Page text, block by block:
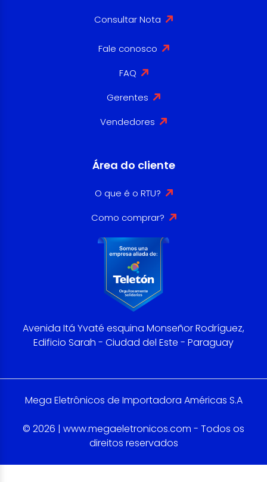
Consultar Nota
Fale conosco
FAQ
Gerentes
Vendedores
Área do cliente
O que é o RTU?
Como comprar?
Avenida Itá Yvaté esquina Monseñor Rodríguez,
Edificio Sarah - Ciudad del Este - Paraguay
Mega Eletrônicos de Importadora Américas S.A
© 2026 | www.megaeletronicos.com - Todos os
direitos reservados